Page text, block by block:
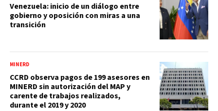
Venezuela: inicio de un diálogo entre
gobierno y oposición con miras a una
transición
MINERD
CCRD observa pagos de 199 asesores en
MINERD sin autorización del MAP y
carente de trabajos realizados,
durante el 2019 y 2020